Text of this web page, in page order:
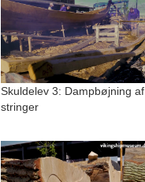
Skuldelev 3: Dampbøjning af
stringer